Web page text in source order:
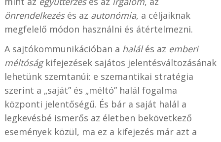
önrendelkezésés az autonómia, a céljaiknak
megfelelő módon használni és átértelmezni.
A sajtókommunikációban a halálés az emberi
méltóságkifejezések sajátos jelentésváltozásának
lehetünk szemtanúi: e szemantikai stratégia
szerint a „saját” és „méltó” halál fogalma
központi jelentőségű. És bár a saját halál a
legkevésbé ismerős az életben bekövetkező
események közül, ma ez a kifejezés már azt a